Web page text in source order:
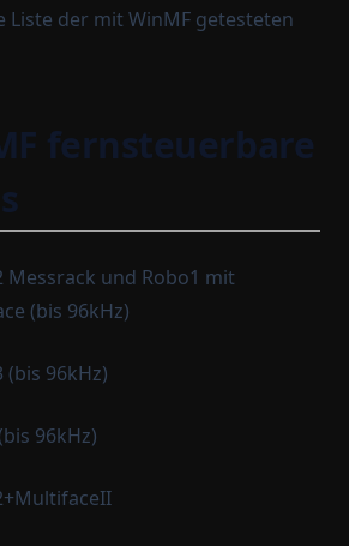
Liste der mit WinMF getesteten
fernsteuerbare
Messrack und Robo1 mit
(bis 96kHz)
(bis 96kHz)
96kHz)